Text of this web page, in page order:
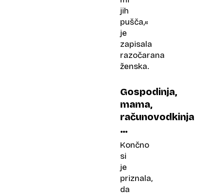
jih
pušča,«
je
zapisala
razočarana
ženska.
Gospodinja,
mama,
računovodkinja
…
Končno
si
je
priznala,
da